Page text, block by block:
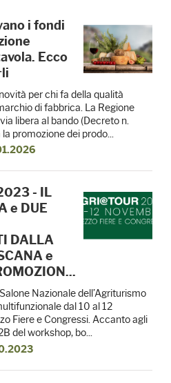
i fondi
Ecco
per chi fa della qualità
di fabbrica. La Regione
libera al bando (Decreto n.
promozione dei prodo...
- IL
e DUE
DALLA
e
Nazionale dell’Agriturismo
dal 10 al 12
Fiere e Congressi. Accanto agli
del workshop, bo...